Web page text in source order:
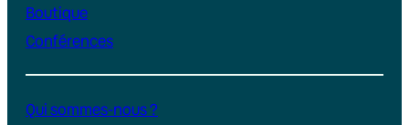
Boutique
Conférences
Qui sommes-nous ?